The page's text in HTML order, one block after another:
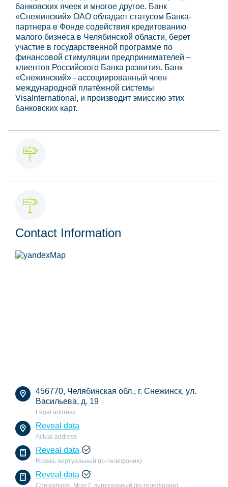
банковских ячеек и многое другое. Банк
«Снежинcкий» ОАО обладает статусом Банка-
партнера в Фонде содействия кредитованию
малого бизнеса в Челябинской области, берет
участие в государственной программе по
финансовой стимуляции предпринимателей –
клиентов Российского Банка развития. Банк
«Снежинский» - ассоциированный член
международной платёжной системы
VisaInternational, и производит эмиссию этих
банковских карт.
Contact Information
456770, Челябинская обл., г. Снежинск, ул.
Васильева, д. 19
Legal address
Reveal data
Actual address
Reveal data
Russia, виртуальный (ip-телефония)
Reveal data